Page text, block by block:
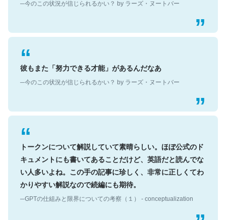
彼もまた「努力できる才能」があるんだなあ
トークンについて解説していて素晴らしい。ほぼ公式のド
キュメントにも書いてあることだけど、英語だと読んでな
い人多いよね。この手の記事に珍しく、非常に正しくてわ
かりやすい解説なので続編にも期待。